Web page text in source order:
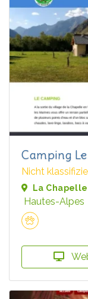
Camping
Nicht
La
Hautes-Alpes